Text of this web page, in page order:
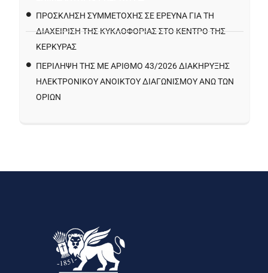
ΠΡΌΣΚΛΗΣΗ ΣΥΜΜΕΤΟΧΉΣ ΣΕ ΈΡΕΥΝΑ ΓΙΑ ΤΗ
ΔΙΑΧΕΊΡΙΣΗ ΤΗΣ ΚΥΚΛΟΦΟΡΊΑΣ ΣΤΟ ΚΈΝΤΡΟ ΤΗΣ
ΚΈΡΚΥΡΑΣ
ΠΕΡΙΛΗΨΗ ΤΗΣ ΜΕ ΑΡΙΘΜΟ 43/2026 ΔΙΑΚΗΡΥΞΗΣ
ΗΛΕΚΤΡΟΝΙΚΟΥ ΑΝΟΙΚΤΟΥ ΔΙΑΓΩΝΙΣΜΟΥ ΑΝΩ ΤΩΝ
ΟΡΙΩΝ